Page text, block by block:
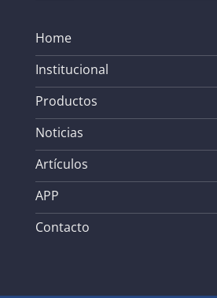
Home
Institucional
Productos
Noticias
Artículos
APP
Contacto